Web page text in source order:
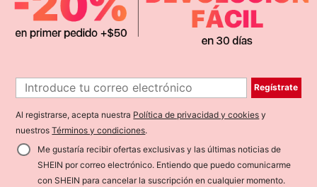
Regístrate
Al registrarse, acepta nuestra Política de privacidad y cookies y
nuestrosTérminos y condiciones.
Me gustaría recibir ofertas exclusivas y las últimas noticias de
SHEIN por correo electrónico. Entiendo que puedo comunicarme
con SHEIN para cancelar la suscripción en cualquier momento.